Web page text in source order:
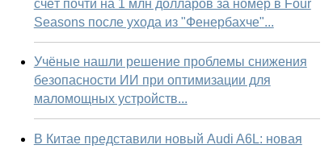
счёт почти на 1 млн долларов за номер в Four
Seasons после ухода из "Фенербахче"...
Учёные нашли решение проблемы снижения
безопасности ИИ при оптимизации для
маломощных устройств...
В Китае представили новый Audi A6L: новая